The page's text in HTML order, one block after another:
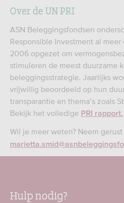
Over de UN PRI
ASN Beleggingsfondsen
Responsible Investment al meer
2006 opgezet om
stimuleren de meest duurzame
beleggingsstrategie. Jaarlijks
vrijwillig beoordeeld op hun
transparantie en thema’s zoals
Bekijk het volledige PRI rapport.
Wil je meer weten? Neem
Hulp nodig?